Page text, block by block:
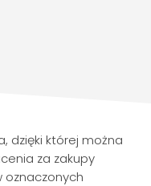
dzięki której można
za zakupy
oznaczonych